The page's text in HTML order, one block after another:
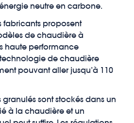
neutre en carbone.
fabricants proposent
de chaudière à
haute performance
de chaudière
pouvant aller jusqu’à 110
granulés sont stockés dans un
à la chaudière et un